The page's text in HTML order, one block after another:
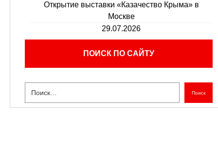
Открытие выставки «Казачество Крыма» в
Москве
29.07.2026
ПОИСК ПО САЙТУ
Поиск